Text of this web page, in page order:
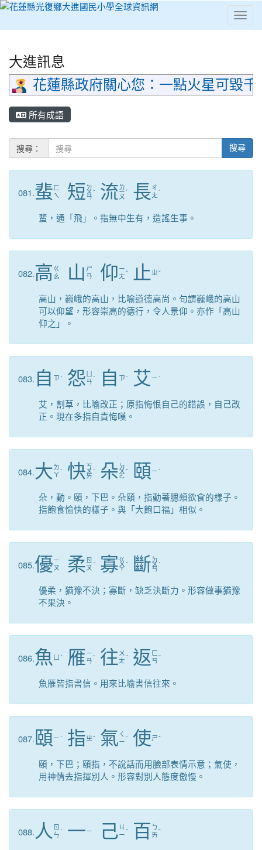
⏸
大進訊息
花蓮縣政府關心您：一點火星可毀
所有成語
搜尋： 搜尋
081.蜚 ㄈ
ㄟ
短 ㄉ
ㄨ
ㄢ
ˇ 流ㄌ
ㄧ
ㄡ
ˊ 長ㄔ
ㄤ ˊ
蜚，通「飛」。指無中生有，造謠生事。
082.高 ㄍ
ㄠ
山 ㄕ
ㄢ
仰 ㄧ
ㄤˇ 止 ㄓˇ
高山，巍峨的高山，比喻道德高尚。句謂巍峨的高山
可以仰望，形容崇高的德行，令人景仰。亦作「高山
仰之」。
083. 自 ㄗˋ 怨ㄢˋ 自 ㄗˋ 艾 ㄧˋ
艾，割草，比喻改正；原指悔恨自己的錯誤，自己改
正。現在多指自責悔嘆。
084.大 ㄉ
ㄚˋ 快ㄎ
ㄨ
ㄞ
ˋ 朵 ㄉ
ㄨ
ㄛ
ˇ 頤 ㄧ ˊ
朵，動。頤，下巴。朵頤，指動著腮頰欲食的樣子。
指飽食愉快的樣子。與「大飽口福」相似。
085.優ㄧ
ㄡ
柔 ㄖ
ㄡ ˊ 寡ㄍ
ㄨ
ㄚ
ˇ 斷 ㄉ
ㄨ
ㄢ
ˋ
優柔，猶豫不決；寡斷，缺乏決斷力。形容做事猶豫
不果決。
086.魚 ˊ 雁ㄧ
ㄢˋ 往 ㄨ
ㄤˇ 返 ㄈ
ㄢˇ
魚雁皆指書信。用來比喻書信往來。
087. 頤 ㄧ ˊ 指ㄓˇ 氣 ㄑ
ㄧˋ 使ㄕˇ
頤，下巴；頤指，不說話而用臉部表情示意；氣使，
用神情去指揮別人。形容對別人態度傲慢。
088. 人 ㄖ
ㄣ ˊ 一ㄧ 己 ㄐ
ㄧˇ 百 ㄅ
ㄞˇ